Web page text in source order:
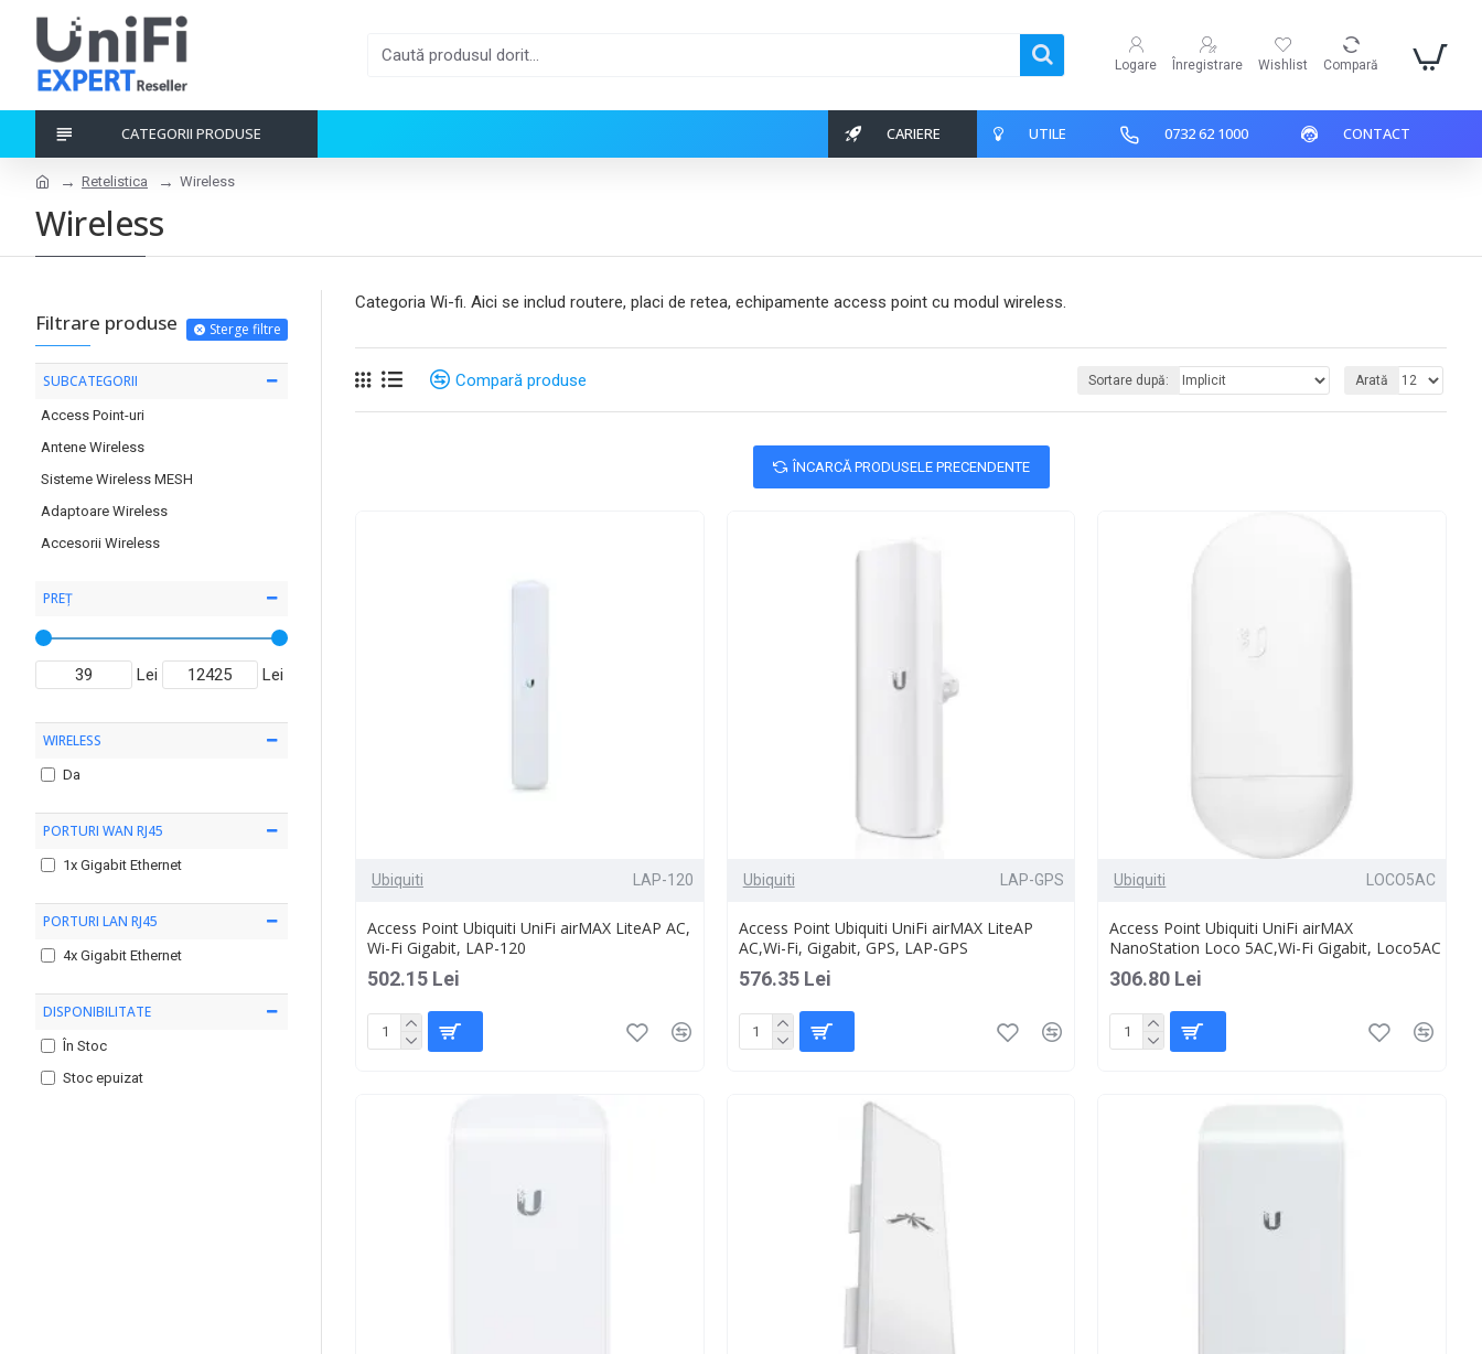
Logare Înregistrare Wishlist Compară
CATEGORII PRODUSE CARIERE UTILE 0732 62 1000 CONTACT
Retelistica Wireless
Wireless
Filtrare produse Sterge filtre
PREȚ
Lei Lei
SUBCATEGORII
Access Point-uri
Antene Wireless
Sisteme Wireless MESH
Adaptoare Wireless
Accesorii Wireless
PORTURI LAN RJ45
4x Gigabit Ethernet
WIRELESS
Da
PORTURI WAN RJ45
1x Gigabit Ethernet
DISPONIBILITATE
În Stoc
Stoc epuizat
Categoria Wi-fi. Aici se includ routere, placi de retea, echipamente access point cu modul wireless.
Compară produse Sortare după: Arată
ÎNCARCĂ PRODUSELE PRECENDENTE
Ubiquiti LAP-120
Access Point Ubiquiti UniFi airMAX LiteAP AC,
Wi-Fi Gigabit, LAP-120
502.15 Lei
Ubiquiti LAP-GPS
Access Point Ubiquiti UniFi airMAX LiteAP
AC,Wi-Fi, Gigabit, GPS, LAP-GPS
576.35 Lei
Ubiquiti LOCO5AC
Access Point Ubiquiti UniFi airMAX
NanoStation Loco 5AC,Wi-Fi Gigabit, Loco5AC
306.80 Lei